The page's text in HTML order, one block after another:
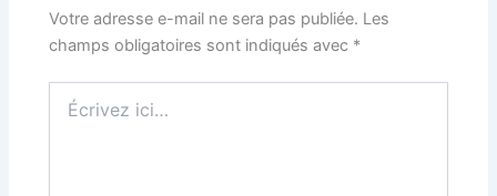
Votre adresse e-mail ne sera pas publiée. Les
champs obligatoires sont indiqués avec *
ici…